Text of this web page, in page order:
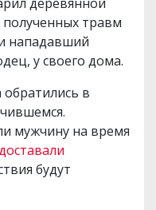
полученных травм
нападавший
у своего дома.
в
мужчину на время
будут